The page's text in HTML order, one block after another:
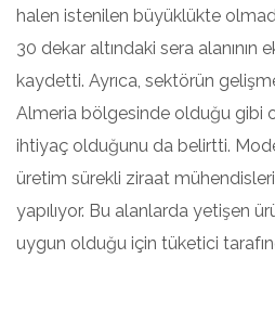
halen istenilen büyüklükte
30 dekar altındaki sera alanının
kaydetti. Ayrıca, sektörün
Almeria bölgesinde olduğu gibi
ihtiyaç olduğunu da belirtti.
üretim sürekli ziraat
yapılıyor. Bu alanlarda yetişen
uygun olduğu için tüketici